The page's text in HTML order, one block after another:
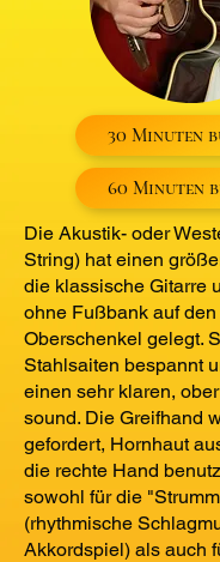
30 Minuten
60 Minuten
Die Akustik- oder
String) hat einen
die klassische Gitarre
ohne Fußbank auf den
Oberschenkel gelegt.
Stahlsaiten bespannt
einen sehr klaren,
sound. Die Greifhand
gefordert, Hornhaut
die rechte Hand
sowohl für die
(rhythmische
Akkordspiel) als auch